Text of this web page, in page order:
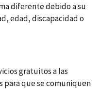
diferente debido a su
edad, discapacidad o
gratuitos a las
para que se comuniquen